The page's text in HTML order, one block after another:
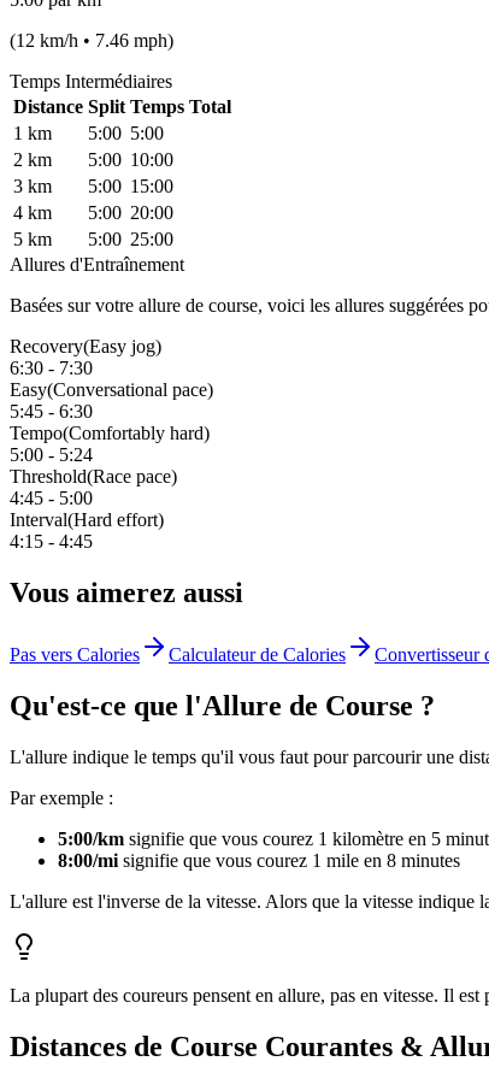
(12 km/h • 7.46 mph)
Temps Intermédiaires
Distance Split Temps Total
1 km 5:00 5:00
2 km 5:00 10:00
3 km 5:00 15:00
4 km 5:00 20:00
5 km 5:00 25:00
Allures d'Entraînement
Basées sur votre allure de course, voici les allures suggérées
Recovery(Easy jog)
6:30 - 7:30
Easy(Conversational pace)
5:45 - 6:30
Tempo(Comfortably hard)
5:00 - 5:24
Threshold(Race pace)
4:45 - 5:00
Interval(Hard effort)
4:15 - 4:45
Vous aimerez aussi
Pas vers Calories Calculateur de Calories Convertisseur
Qu'est-ce que l'Allure de Course ?
L'allure indique le temps qu'il vous faut pour parcourir une
Par exemple :
5:00/km signifie que vous courez 1 kilomètre en 5
8:00/mi signifie que vous courez 1 mile en 8 minutes
L'allure est l'inverse de la vitesse. Alors que la vitesse indique
La plupart des coureurs pensent en allure, pas en vitesse. Il
Distances de Course Courantes &